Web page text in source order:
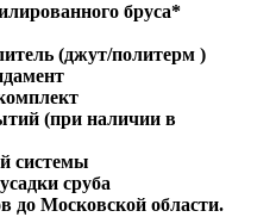
бруса*
(джут/политерм )
(при наличии в
системы
сруба
до Московской области.